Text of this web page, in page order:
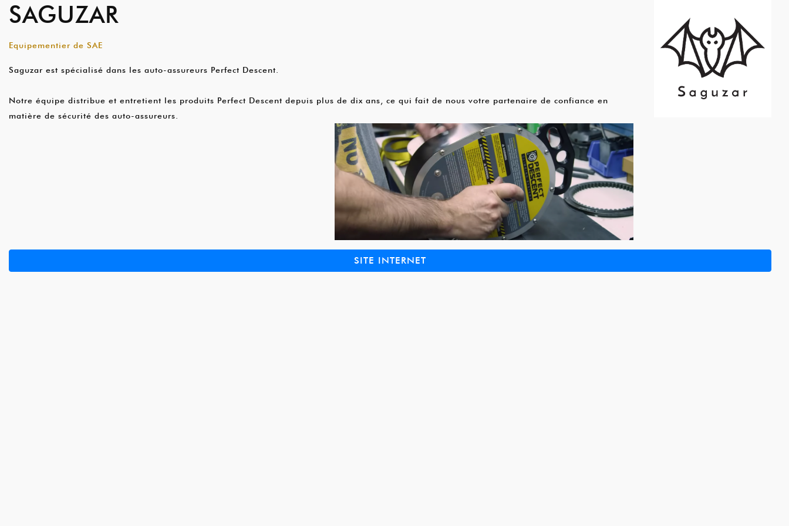
SAGUZAR
Equipementier de SAE
Saguzar est spécialisé dans les auto-assureurs Perfect Descent.
Notre équipe distribue et entretient les produits Perfect Descent depuis plus de dix ans, ce qui fait de nous votre partenaire de confiance en
matière de sécurité des auto-assureurs.
SITE INTERNET